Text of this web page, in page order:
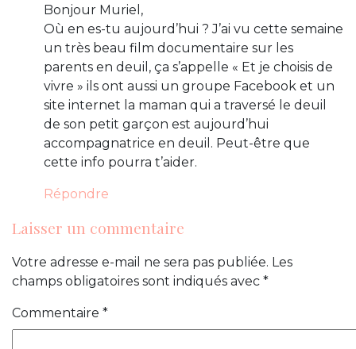
Bonjour Muriel,
Où en es-tu aujourd’hui ? J’ai vu cette semaine
un très beau film documentaire sur les
parents en deuil, ça s’appelle « Et je choisis de
vivre » ils ont aussi un groupe Facebook et un
site internet la maman qui a traversé le deuil
de son petit garçon est aujourd’hui
accompagnatrice en deuil. Peut-être que
cette info pourra t’aider.
Répondre
Laisser un commentaire
Votre adresse e-mail ne sera pas publiée. Les
champs obligatoires sont indiqués avec *
Commentaire *